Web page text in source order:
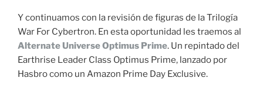
Y continuamos con la revisión de figuras de la Trilogía
War For Cybertron. En esta oportunidad les traemos al
Alternate Universe Optimus Prime. Un repintado del
Earthrise Leader Class Optimus Prime, lanzado por
Hasbro como un Amazon Prime Day Exclusive.